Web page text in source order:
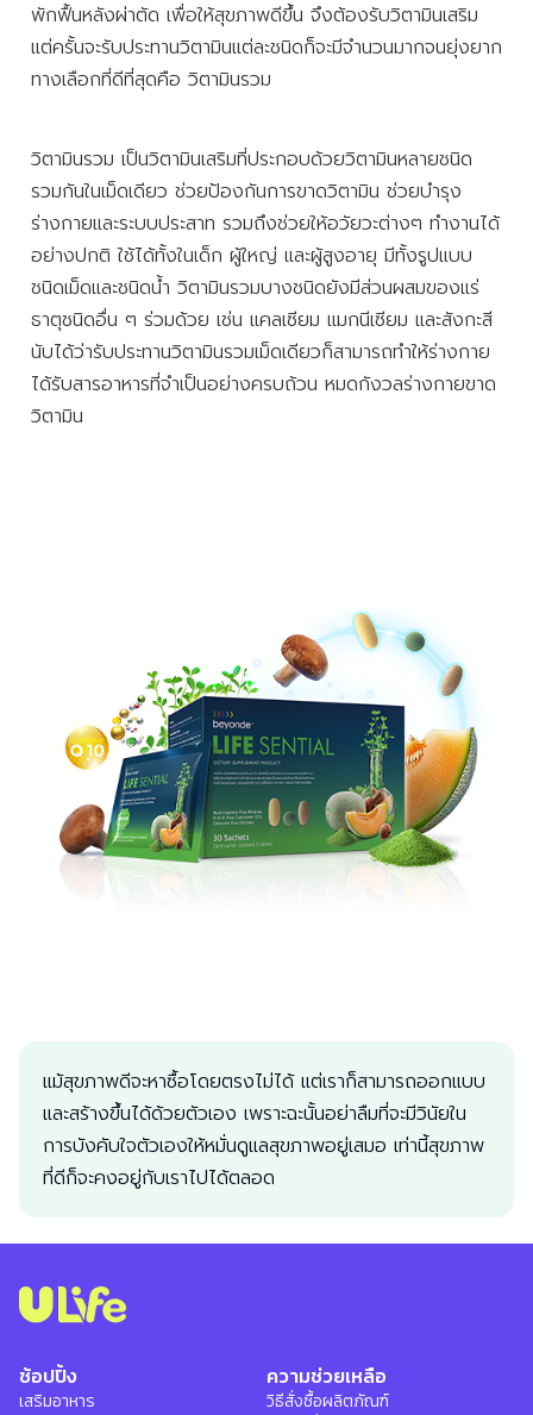
พักฟื้นหลังผ่าตัด เพื่อให้สุขภาพดีขึ้น จึงต้องรับวิตามินเสริม
แต่ครั้นจะรับประทานวิตามินแต่ละชนิดก็จะมีจำนวนมากจนยุ่งยาก
ทางเลือกที่ดีที่สุดคือ วิตามินรวม
วิตามินรวม เป็นวิตามินเสริมที่ประกอบด้วยวิตามินหลายชนิด
รวมกันในเม็ดเดียว ช่วยป้องกันการขาดวิตามิน ช่วยบำรุง
ร่างกายและระบบประสาท รวมถึงช่วยให้อวัยวะต่างๆ ทำงานได้
อย่างปกติ ใช้ได้ทั้งในเด็ก ผู้ใหญ่ และผู้สูงอายุ มีทั้งรูปแบบ
ชนิดเม็ดและชนิดน้ำ วิตามินรวมบางชนิดยังมีส่วนผสมของแร่
ธาตุชนิดอื่น ๆ ร่วมด้วย เช่น แคลเซียม แมกนีเซียม และสังกะสี
นับได้ว่ารับประทานวิตามินรวมเม็ดเดียวก็สามารถทำให้ร่างกาย
ได้รับสารอาหารที่จำเป็นอย่างครบถ้วน หมดกังวลร่างกายขาด
วิตามิน
แม้สุขภาพดีจะหาซื้อโดยตรงไม่ได้ แต่เราก็สามารถออกแบบ
และสร้างขึ้นได้ด้วยตัวเอง เพราะฉะนั้นอย่าลืมที่จะมีวินัยใน
การบังคับใจตัวเองให้หมั่นดูแลสุขภาพอยู่เสมอ เท่านี้สุขภาพ
ที่ดีก็จะคงอยู่กับเราไปได้ตลอด
ช้อปปิ้ง
เสริมอาหาร
ความช่วยเหลือ
วิธีสั่งซื้อผลิตภัณฑ์